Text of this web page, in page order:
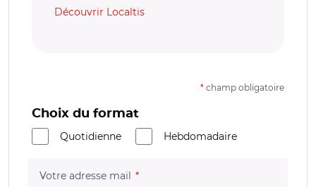
Découvrir Localtis
* champ obligatoire
Choix du format
Quotidienne
Hebdomadaire
Votre adresse mail (champ obligatoire)